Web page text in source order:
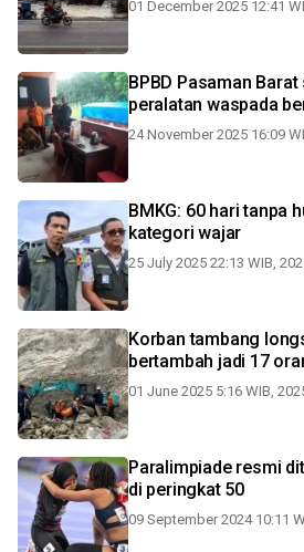
01 December 2025 12:41
BPBD Pasaman
peralatan waspada
24 November 2025 16:09
BMKG: 60 hari tanpa
kategori wajar
25 July 2025 22:13 WIB,
Korban tambang
bertambah jadi 17
01 June 2025 5:16 WIB,
Paralimpiade resmi
di peringkat 50
09 September 2024 10:11